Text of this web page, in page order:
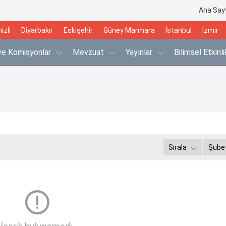
Ana
Diyarbakır Eskişehir Güney Marmara İstanbul İzmir
Komisyonlar Mevzuat Yayınlar Bilimsel
Sırala